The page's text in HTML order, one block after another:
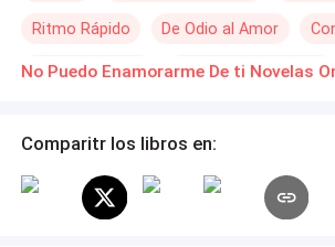
REGISTRADA EN SAFE CREATIVE .
2006014206474
Ritmo Rápido De Odio al Amor
Amor Prohibido Heredero / Heredera
Comparitr los libros en: